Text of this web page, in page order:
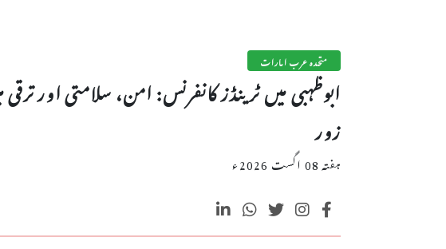
متحدہ عرب امارات
ابوظہبی میں ٹرینڈز کانفرنس: امن، سلامتی اور
زور
ہفتہ 08 اگست 2026ء